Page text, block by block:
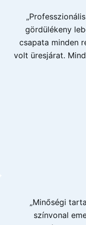
gördülékeny
csapata minden
volt üresjárat.
„Minőségi
színvonal